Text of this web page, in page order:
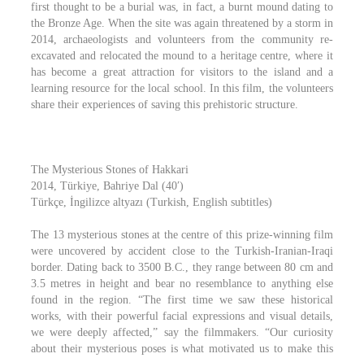
first thought to be a burial was, in fact, a burnt mound dating to
the Bronze Age. When the site was again threatened by a storm in
2014, archaeologists and volunteers from the community re-
excavated and relocated the mound to a heritage centre, where it
has become a great attraction for visitors to the island and a
learning resource for the local school. In this film, the volunteers
share their experiences of saving this prehistoric structure.
The Mysterious Stones of Hakkari
2014, Türkiye, Bahriye Dal (40′)
Türkçe, İngilizce altyazı (Turkish, English subtitles)
The 13 mysterious stones at the centre of this prize-winning film
were uncovered by accident close to the Turkish-Iranian-Iraqi
border. Dating back to 3500 B.C., they range between 80 cm and
3.5 metres in height and bear no resemblance to anything else
found in the region. “The first time we saw these historical
works, with their powerful facial expressions and visual details,
we were deeply affected,” say the filmmakers. “Our curiosity
about their mysterious poses is what motivated us to make this